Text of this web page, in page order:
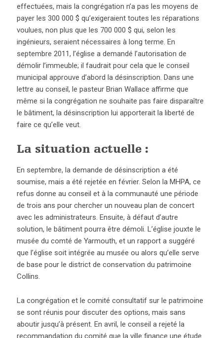
effectuées, mais la congrégation n’a pas les moyens de
payer les 300 000 $ qu’exigeraient toutes les réparations
voulues, non plus que les 700 000 $ qui, selon les
ingénieurs, seraient nécessaires à long terme. En
septembre 2011, l’église a demandé l’autorisation de
démolir l’immeuble; il faudrait pour cela que le conseil
municipal approuve d’abord la désinscription. Dans une
lettre au conseil, le pasteur Brian Wallace affirme que
même si la congrégation ne souhaite pas faire disparaître
le bâtiment, la désinscription lui apporterait la liberté de
faire ce qu’elle veut.
La situation actuelle :
En septembre, la demande de désinscription a été
soumise, mais a été rejetée en février. Selon la MHPA, ce
refus donne au conseil et à la communauté une période
de trois ans pour chercher un nouveau plan de concert
avec les administrateurs. Ensuite, à défaut d’autre
solution, le bâtiment pourra être démoli. L’église jouxte le
musée du comté de Yarmouth, et un rapport a suggéré
que l’église soit intégrée au musée ou alors qu’elle serve
de base pour le district de conservation du patrimoine
Collins.
La congrégation et le comité consultatif sur le patrimoine
se sont réunis pour discuter des options, mais sans
aboutir jusqu’à présent. En avril, le conseil a rejeté la
recommandation du comité que la ville finance une étude